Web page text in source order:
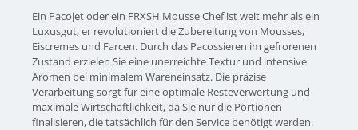
Ein Pacojet oder ein FRXSH Mousse Chef ist weit mehr als ein
Luxusgut; er revolutioniert die Zubereitung von Mousses,
Eiscremes und Farcen. Durch das Pacossieren im gefrorenen
Zustand erzielen Sie eine unerreichte Textur und intensive
Aromen bei minimalem Wareneinsatz. Die präzise
Verarbeitung sorgt für eine optimale Resteverwertung und
maximale Wirtschaftlichkeit, da Sie nur die Portionen
finalisieren, die tatsächlich für den Service benötigt werden.